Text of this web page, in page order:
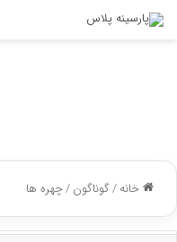
خانه/گوناگون/چهره ها